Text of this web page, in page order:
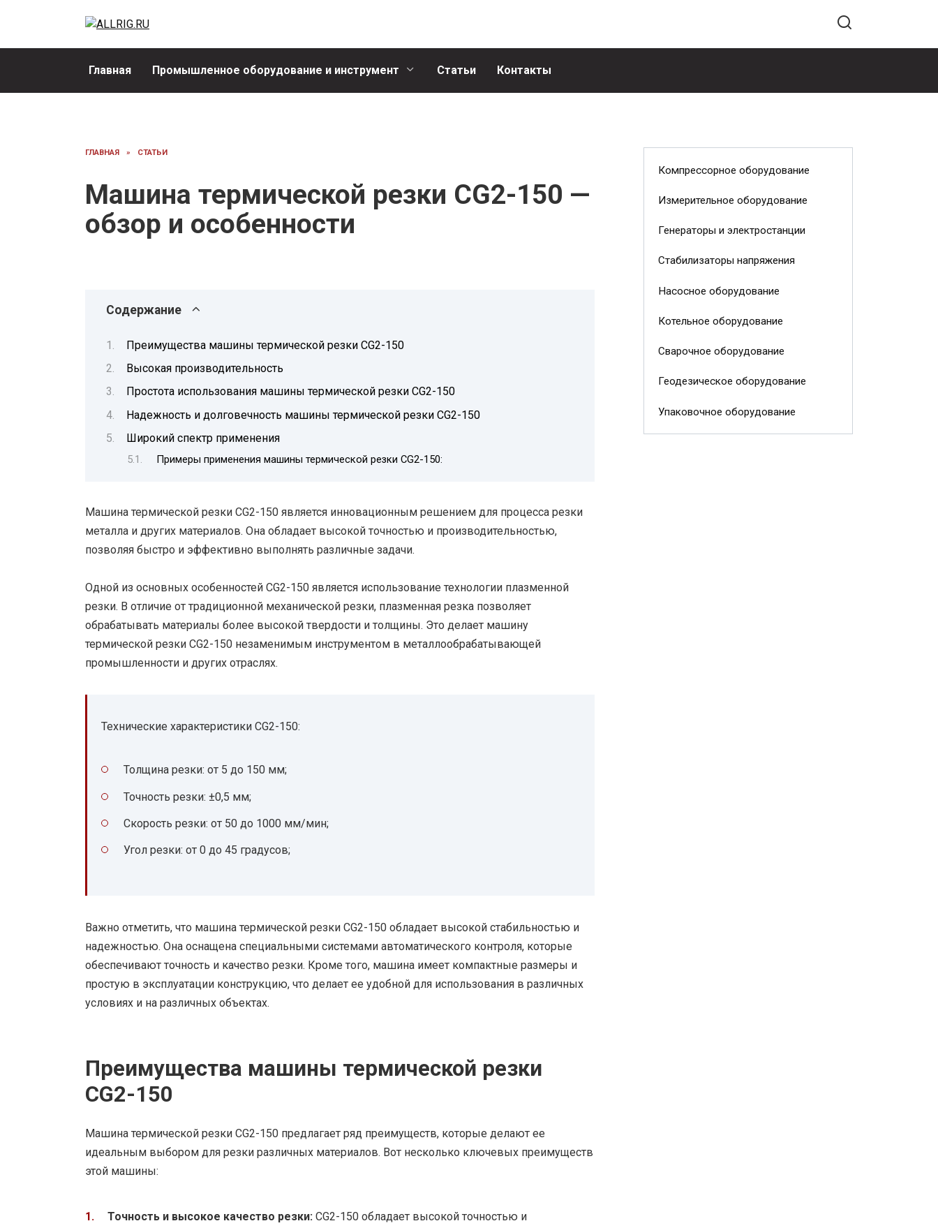
Главная Промышленное оборудование и инструмент Статьи Контакты
ГЛАВНАЯ » СТАТЬИ
Машина термической резки CG2-150 —
обзор и особенности
Содержание
Преимущества машины термической резки CG2-150
Высокая производительность
Простота использования машины термической резки CG2-150
Надежность и долговечность машины термической резки CG2-150
Широкий спектр применения
Примеры применения машины термической резки CG2-150:
Машина термической резки CG2-150 является инновационным решением для процесса резки
металла и других материалов. Она обладает высокой точностью и производительностью,
позволяя быстро и эффективно выполнять различные задачи.
Одной из основных особенностей CG2-150 является использование технологии плазменной
резки. В отличие от традиционной механической резки, плазменная резка позволяет
обрабатывать материалы более высокой твердости и толщины. Это делает машину
термической резки CG2-150 незаменимым инструментом в металлообрабатывающей
промышленности и других отраслях.
Технические характеристики CG2-150:
Толщина резки: от 5 до 150 мм;
Точность резки: ±0,5 мм;
Скорость резки: от 50 до 1000 мм/мин;
Угол резки: от 0 до 45 градусов;
Важно отметить, что машина термической резки CG2-150 обладает высокой стабильностью и
надежностью. Она оснащена специальными системами автоматического контроля, которые
обеспечивают точность и качество резки. Кроме того, машина имеет компактные размеры и
простую в эксплуатации конструкцию, что делает ее удобной для использования в различных
условиях и на различных объектах.
Преимущества машины термической резки
CG2-150
Машина термической резки CG2-150 предлагает ряд преимуществ, которые делают ее
идеальным выбором для резки различных материалов. Вот несколько ключевых преимуществ
этой машины:
Точность и высокое качество резки: CG2-150 обладает высокой точностью и
Компрессорное оборудование
Измерительное оборудование
Генераторы и электростанции
Стабилизаторы напряжения
Насосное оборудование
Котельное оборудование
Сварочное оборудование
Геодезическое оборудование
Упаковочное оборудование